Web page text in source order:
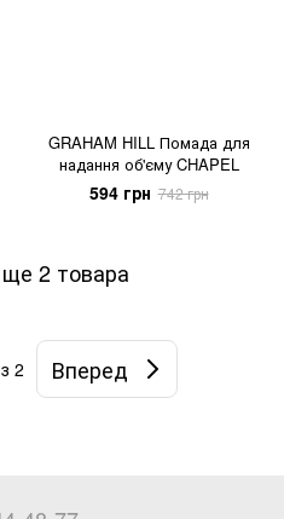
GRAHAM HILL Помада для
надання об'єму CHAPEL
594 грн 742 грн
2 товара
з 2 Вперед